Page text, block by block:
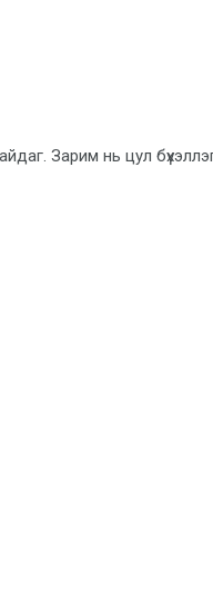
Зарим нь цул